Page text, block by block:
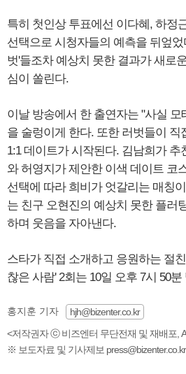
특히 첫인상 투표에선 이다혜, 하정
선택으로 시청자들의 예측을 뒤엎
벗'들조차 예상치 못한 결과가 새로
심이 쏠린다.
이날 방송에서 한 출연자는 "사실
을 술렁이게 한다. 또한 러벗들이 직
1:1 데이트가 시작된다. 김남희가
와 허영지가 제안한 이색 데이트 코
선택에 따라 희비가 엇갈리는 매칭
는 친구 오현진의 예상치 못한 플러
하며 웃음을 자아낸다.
스타가 직접 소개하고 응원하는 절
찮은 사람' 2회는 10일 오후 7시 50
홍지훈 기자
hjh@bizenter.co.kr
<저작권자 ⓒ 비즈엔터 무단전재 및 재배포,
※ 보도자료 및 기사제보 press@bizenter.co.kr